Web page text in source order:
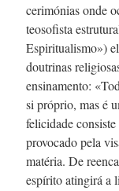
cerimónias onde
teosofista
Espiritualismo»)
doutrinas
ensinamento:
si próprio, mas é
felicidade
provocado pela
matéria. De
espírito atingirá a